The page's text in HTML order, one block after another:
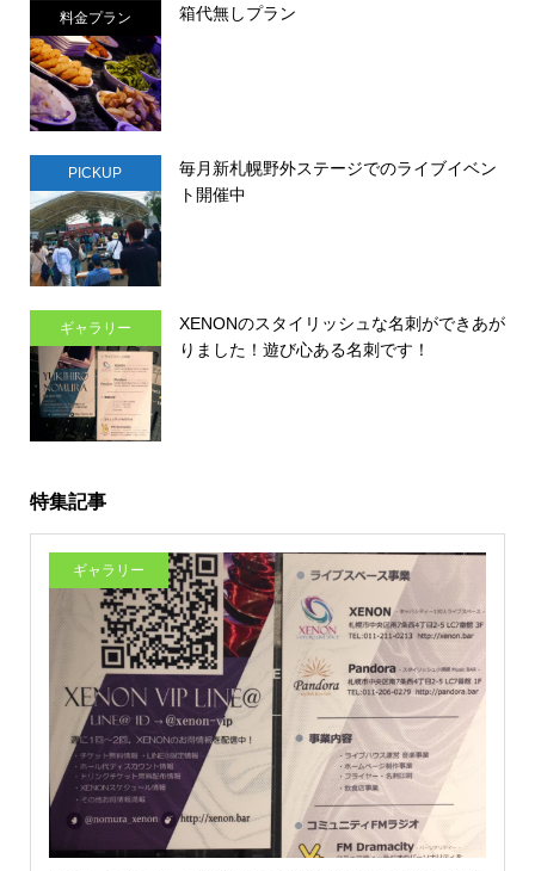
料金プラン 箱代無しプラン
PICKUP
毎月新札幌野外ステージでのライブイベン
ト開催中
ギャラリー
XENONのスタイリッシュな名刺ができあが
りました！遊び心ある名刺です！
特集記事
ギャラリー